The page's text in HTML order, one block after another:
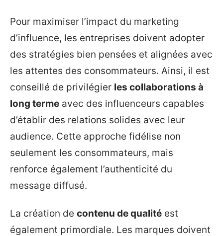
Pour maximiser l’impact du marketing
d’influence, les entreprises doivent adopter
des stratégies bien pensées et alignées avec
les attentes des consommateurs. Ainsi, il est
conseillé de privilégier les collaborations à
long terme avec des influenceurs capables
d’établir des relations solides avec leur
audience. Cette approche fidélise non
seulement les consommateurs, mais
renforce également l’authenticité du
message diffusé.
La création de contenu de qualité est
également primordiale. Les marques doivent